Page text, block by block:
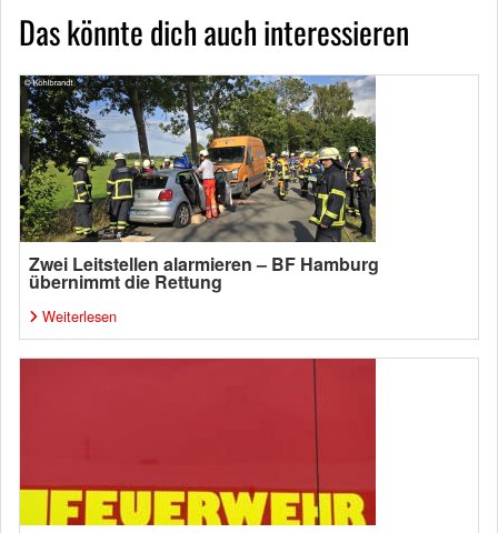
Das könnte dich auch interessieren
Zwei Leitstellen alarmieren – BF Hamburg
übernimmt die Rettung
Weiterlesen